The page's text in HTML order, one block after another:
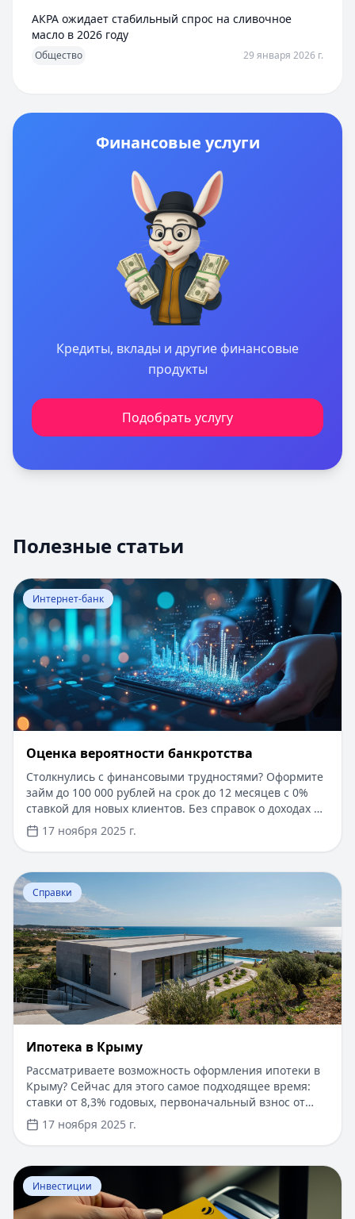
АКРА ожидает стабильный спрос на сливочное
масло в 2026 году
Общество 29 января 2026 г.
Финансовые услуги
Кредиты, вклады и другие финансовые
продукты
Подобрать услугу
Полезные статьи
Перейти к статье:Оценка вероятности банкротства
Интернет-банк
Оценка вероятности банкротства
Столкнулись с финансовыми трудностями? Оформите
займ до 100 000 рублей на срок до 12 месяцев с 0%
ставкой для новых клиентов. Без справок о доходах и
документов — решение за 5 минут. Получите деньги
быстро и прозрачно через проверенные сервисы.
17 ноября 2025 г.
Перейти к статье:
Справки
Ипотека в Крыму
Рассматриваете возможность оформления ипотеки в
Крыму? Сейчас для этого самое подходящее время:
ставки от 8,3% годовых, первоначальный взнос от
15%, срок рассмотрения заявки — от 1 дня. Доступны
программы господдержки с пониженной ставкой от
6%. Одобрение без подтверждения дохода справкой
2-НДФЛ, достаточно выписки по счету. Срок
кредитования — до 30 лет.
17 ноября 2025 г.
Перейти к статье: ​Как оформить кредитную карту
Инвестиции